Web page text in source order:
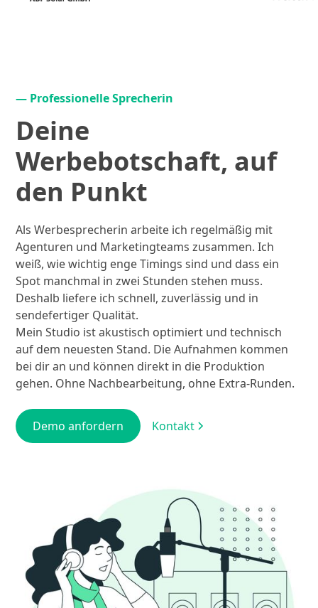
— Professionelle Sprecherin
Deine
Werbebotschaft, auf
den Punkt
Als Werbesprecherin arbeite ich regelmäßig mit
Agenturen und Marketingteams zusammen. Ich
weiß, wie wichtig enge Timings sind und dass ein
Spot manchmal in zwei Stunden stehen muss.
Deshalb liefere ich schnell, zuverlässig und in
sendefertiger Qualität.
Mein Studio ist akustisch optimiert und technisch
auf dem neuesten Stand. Die Aufnahmen kommen
bei dir an und können direkt in die Produktion
gehen. Ohne Nachbearbeitung, ohne Extra-Runden.
Demo anfordern Kontakt